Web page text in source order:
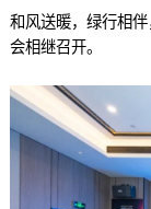
和风送暖，绿行相
会相继召开。